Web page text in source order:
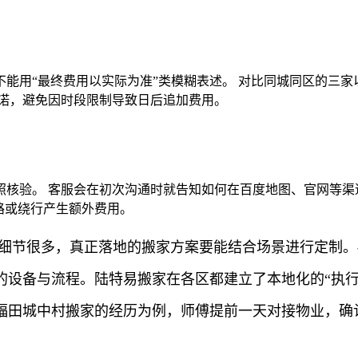
用“最终费用以实际为准”类模糊表述。 对比同城同区的三
避免因时段限制导致日后追加费用。
验。 客服会在初次沟通时就告知如何在百度地图、官网等
绕行产生额外费用。
节很多，真正落地的搬家方案要能结合场景进行定制
备与流程。陆特易搬家在各区都建立了本地化的“执
城中村搬家的经历为例，师傅提前一天对接物业，